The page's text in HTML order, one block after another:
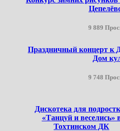
9 889
Праздничный концерт к
Дом
9 748
Дискотека для
«Танцуй и веселись»
Тохтинском ДК